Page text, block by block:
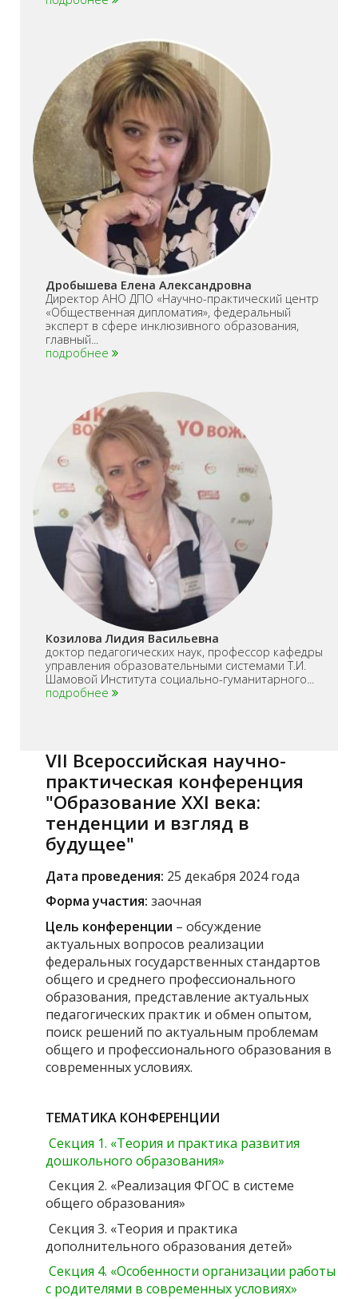
Дробышева Елена Александровна
Директор АНО ДПО «Научно-практический центр
«Общественная дипломатия», федеральный
эксперт в сфере инклюзивного образования,
главный...
подробнее
Козилова Лидия Васильевна
доктор педагогических наук, профессор кафедры
управления образовательными системами Т.И.
Шамовой Института социально-гуманитарного...
подробнее
VII Всероссийская научно-
практическая конференция
"Образование XXI века:
тенденции и взгляд в
будущее"
Дата проведения: 25 декабря 2024 года
Форма участия: заочная
Цель конференции – обсуждение
актуальных вопросов реализации
федеральных государственных стандартов
общего и среднего профессионального
образования, представление актуальных
педагогических практик и обмен опытом,
поиск решений по актуальным проблемам
общего и профессионального образования в
современных условиях.
ТЕМАТИКА КОНФЕРЕНЦИИ
Секция 1. «Теория и практика развития
дошкольного образования»
Секция 2. «Реализация ФГОС в системе
общего образования»
Секция 3. «Теория и практика
дополнительного образования детей»
Секция 4. «Особенности организации работы
с родителями в современных условиях»